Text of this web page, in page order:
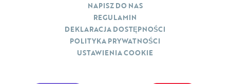
NAPISZ DO NAS
REGULAMIN
DEKLARACJA DOSTĘPNOŚCI
POLITYKA PRYWATNOŚCI
USTAWIENIA COOKIE